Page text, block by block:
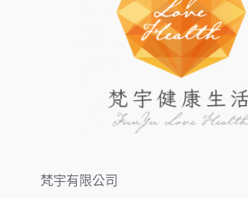
梵宇有限公司